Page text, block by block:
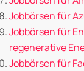
Jobbörsen für
Jobbörsen für
regenerative
Jobbörsen für